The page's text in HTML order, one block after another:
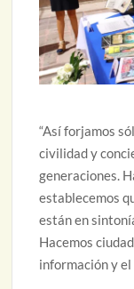
“Así forjamos
civilidad y
generaciones.
establecemos
están en
Hacemos
información y el